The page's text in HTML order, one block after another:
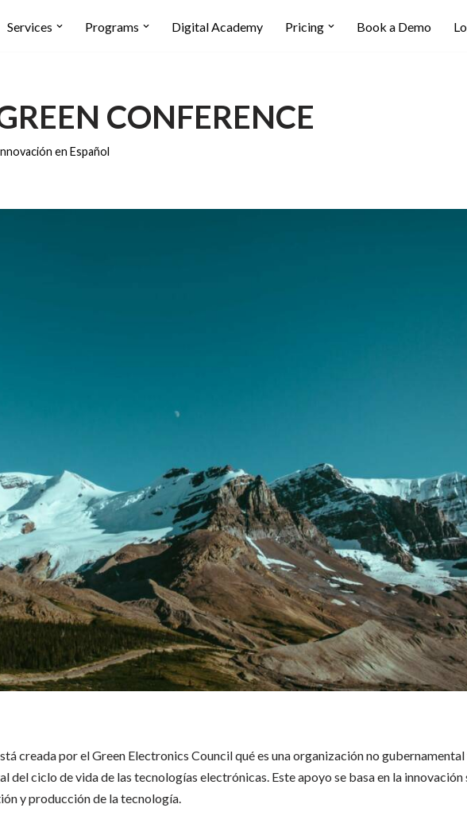
Services Programs Digital Academy Pricing Book a Demo
CONFERENCE
en Español
creada por el Green Electronics Council qué es una organización no
del ciclo de vida de las tecnologías electrónicas. Este apoyo se basa en la
y producción de la tecnología.